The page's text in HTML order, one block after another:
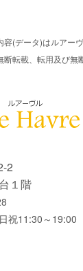
(データ)はルアー
転載、転用及び無
2
１階
祝11:30～19:00